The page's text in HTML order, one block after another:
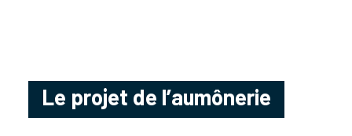
Le projet de l’aumônerie